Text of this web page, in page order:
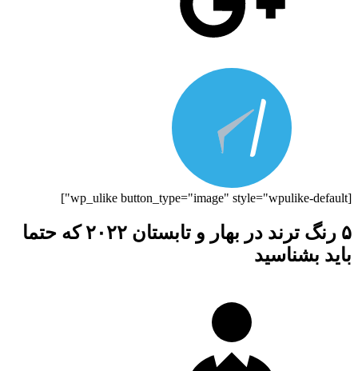
[wp_ulike button_type="image" style="wpulike-default"]
۵ رنگ‌ ترند در بهار و تابستان ۲۰۲۲ که حتما
باید بشناسید